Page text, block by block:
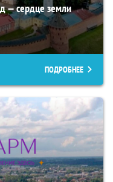
— сердце земли
ПОДРОБНЕЕ